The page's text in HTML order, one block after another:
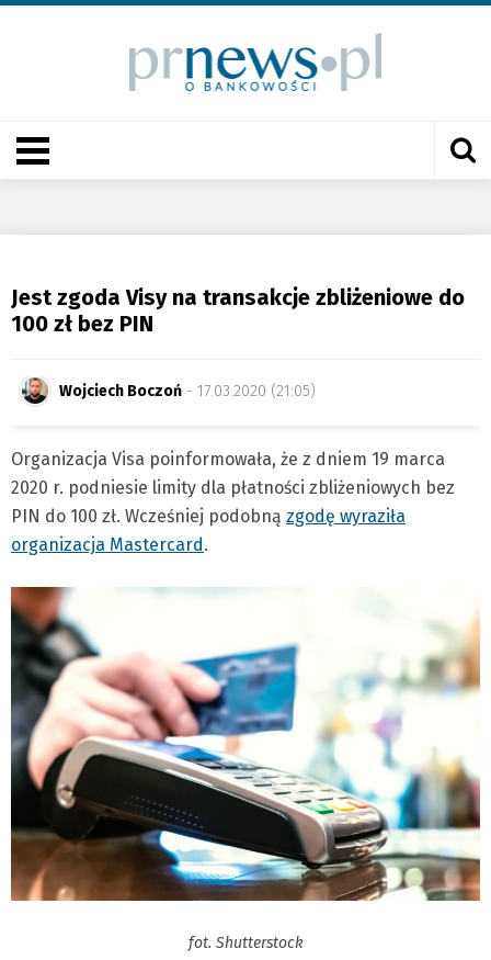
Jest zgoda Visy na transakcje zbliżeniowe do
100 zł bez PIN
Wojciech Boczoń - 17.03.2020 (21:05)
Organizacja Visa poinformowała, że z dniem 19 marca
2020 r. podniesie limity dla płatności zbliżeniowych bez
PIN do 100 zł. Wcześniej podobną zgodę wyraziła
organizacja Mastercard .
fot. Shutterstock